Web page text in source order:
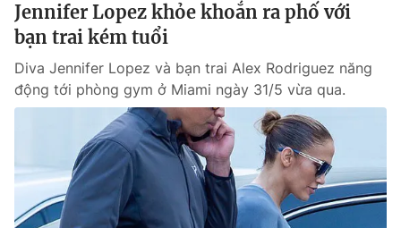
Jennifer Lopez khỏe khoắn ra phố với
bạn trai kém tuổi
Diva Jennifer Lopez và bạn trai Alex Rodriguez năng
động tới phòng gym ở Miami ngày 31/5 vừa qua.